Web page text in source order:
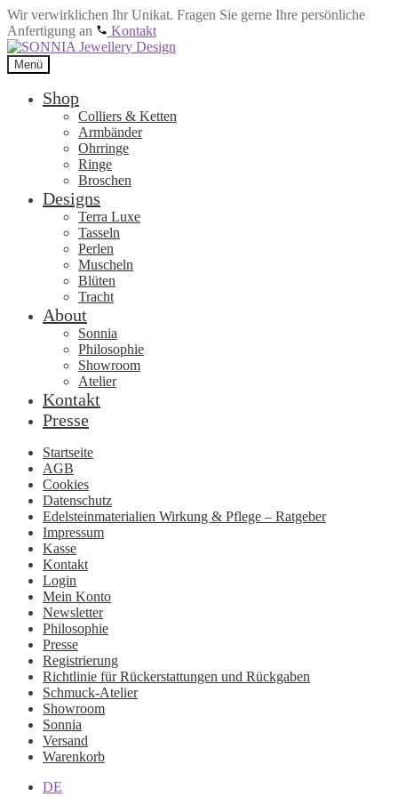
Wir verwirklichen Ihr Unikat. Fragen Sie gerne Ihre persönliche
Anfertigung an
Kontakt
Zur
Navigation
springen
Zum
Inhalt
springen
Menü
Shop
Colliers & Ketten
Armbänder
Ohrringe
Ringe
Broschen
Designs
Terra Luxe
Tasseln
Perlen
Muscheln
Blüten
Tracht
About
Sonnia
Philosophie
Showroom
Atelier
Kontakt
Presse
Startseite
AGB
Cookies
Datenschutz
Edelsteinmaterialien Wirkung & Pflege – Ratgeber
Impressum
Kasse
Kontakt
Login
Mein Konto
Newsletter
Philosophie
Presse
Registrierung
Richtlinie für Rückerstattungen und Rückgaben
Schmuck-Atelier
Showroom
Sonnia
Versand
Warenkorb
DE